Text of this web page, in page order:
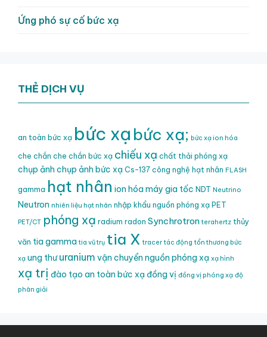
Ứng phó sự cố bức xạ
THẺ DỊCH VỤ
an toàn bức xạ bức xạ bức xạ; bức xạ ion hóa
che chắn che chắn bức xạ chiếu xạ chất thải phóng xạ
chụp ảnh chụp ảnh bức xạ Cs-137 công nghệ hạt nhân FLASH
gamma hạt nhân ion hóa máy gia tốc NDT Neutrino
Neutron nhiên liệu hạt nhân nhập khẩu nguồn phóng xạ PET
PET/CT phóng xạ radium radon Synchrotron terahertz thủy
văn tia gamma tia vũ trụ tia X tracer tác động tổn thương bức
xạ ung thư uranium vận chuyển nguồn phóng xạ xạ hình
xạ trị đào tạo an toàn bức xạ đồng vị đồng vị phóng xạ độ
phân giải